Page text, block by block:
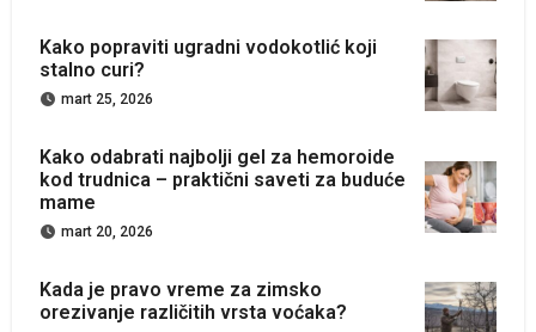
Kako popraviti ugradni vodokotlić koji
stalno curi?
mart 25, 2026
Kako odabrati najbolji gel za hemoroide
kod trudnica – praktični saveti za buduće
mame
mart 20, 2026
Kada je pravo vreme za zimsko
orezivanje različitih vrsta voćaka?